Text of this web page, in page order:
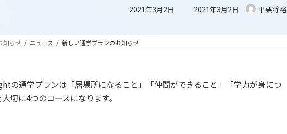
2021年3月2日 最
終
2021年3月2日 平栗将裕
知らせ ニュース 新しい通学プランのお知らせ
の通学プランは「居場所になること」「仲間ができること」「学力が身につ
切に4つのコースになります。